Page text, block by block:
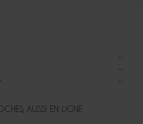
AUSSI EN LIGNE